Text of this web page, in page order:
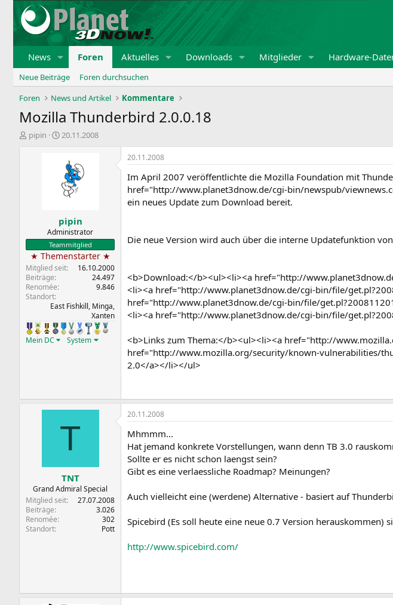
News Foren Aktuelles Downloads Mitglieder Hardware-
Neue Beiträge
Foren durchsuchen
Foren
News und Artikel Kommentare
Mozilla Thunderbird 2.0.0.18
E
pipin
E
e
l
a
m
20.11.2008
pipin
Administrator
Teammitglied
★ Themenstarter ★
Mitglied seit
16.10.2000
Beiträge
24.497
Renomée
9.846
Standort
East Fishkill, Minga,
Xanten
Mein DC System
20.11.2008
Im April 2007 veröffentlichte die Mozilla Foundation mit
href="http://www.planet3dnow.de/cgi-bin/newspub/
ein neues Update zum Download bereit.
Die neue Version wird auch über die interne Updatefunktion
<b>Download:</b><ul><li><a href="http://
<li><a href="http://www.planet3dnow.de/cgi-bin/file/
href="http://www.planet3dnow.de/cgi-bin/file/
<li><a href="http://www.planet3dnow.de/cgi-bin/file/
<b>Links zum Thema:</b><ul><li><a href="http://
href="http://www.mozilla.org/security/known-vulnerabilities/
2.0</a></li></ul>
T
TNT
Grand Admiral Special
Mitglied seit
27.07.2008
Beiträge
3.026
Renomée
302
Standort
Pott
20.11.2008
Mhmmm...
Hat jemand konkrete Vorstellungen, wann denn TB 3.0
Sollte er es nicht schon laengst sein?
Gibt es eine verlaessliche Roadmap? Meinungen?
Auch vielleicht eine (werdene) Alternative - basiert auf
Spicebird (Es soll heute eine neue 0.7 Version herauskommen)
http://www.spicebird.com/